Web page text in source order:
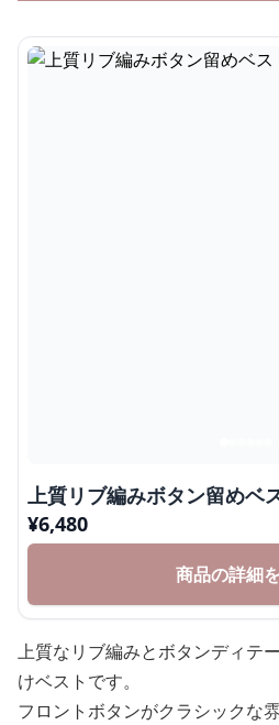
上質リブ編みボタン留めベ
¥6,480
商品の詳細
上質なリブ編みとボタンディテ
けベストです。
フロントボタンがクラシックな